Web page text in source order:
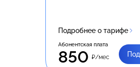
Подробнее о тарифе
Абонентская плата
850 ₽/мес